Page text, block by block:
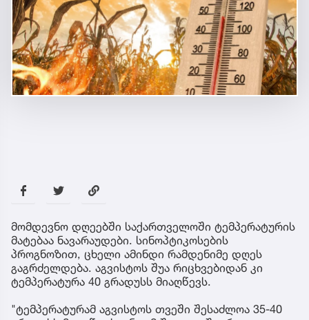
მომდევნო დღეებში საქართველოში ტემპერატურის
მატებაა ნავარაუდები. სინოპტიკოსების
პროგნოზით, ცხელი ამინდი რამდენიმე დღეს
გაგრძელდება. აგვისტოს შუა რიცხვებიდან კი
ტემპერატურა 40 გრადუსს მიაღწევს.
"ტემპერატურამ აგვისტოს თვეში შესაძლოა 35-40